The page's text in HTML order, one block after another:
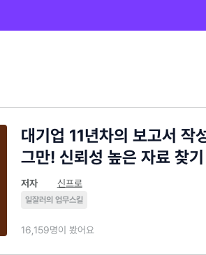
대기업 11년차의 보고서 작
그만! 신뢰성 높은 자료 찾기
저자 신프로
일잘러의 업무스킬
16,159명이 봤어요